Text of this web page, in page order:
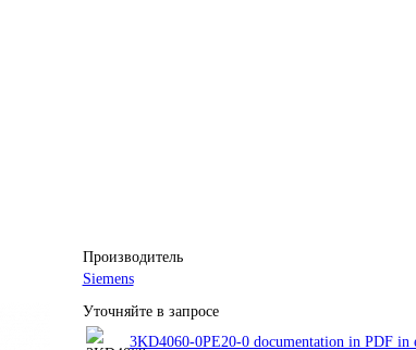
Производитель
Siemens
Уточняйте в запросе
3KD4060-0PE20-0 documentation in PDF in